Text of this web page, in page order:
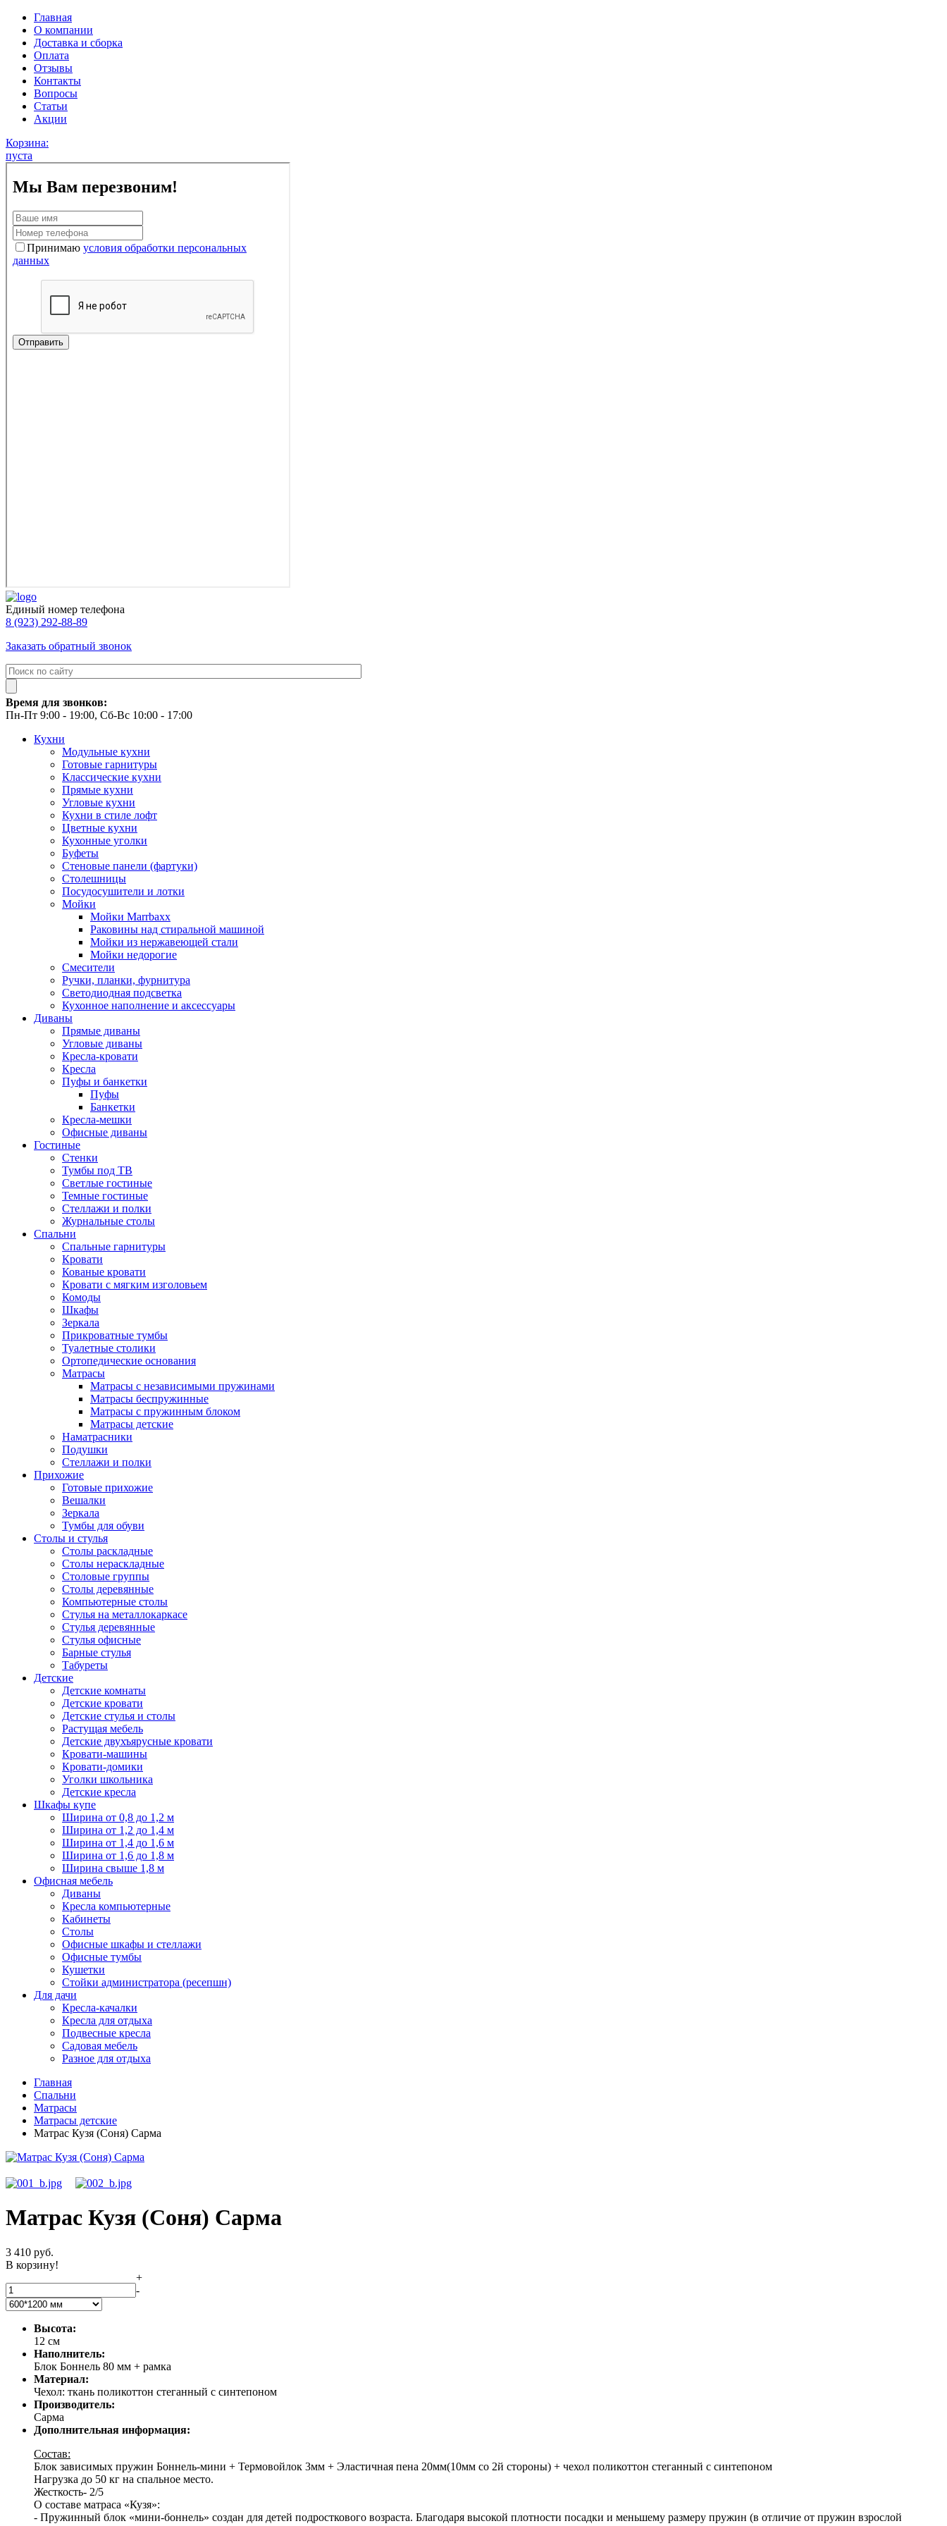
Главная
О компании
Доставка и сборка
Оплата
Отзывы
Контакты
Вопросы
Статьи
Акции
Корзина:
пуста
Единый номер телефона
8 (923) 292-88-89
Заказать обратный звонок
Время для звонков:
Пн-Пт 9:00 - 19:00, Сб-Вс 10:00 - 17:00
Кухни
Модульные кухни
Готовые гарнитуры
Классические кухни
Прямые кухни
Угловые кухни
Кухни в стиле лофт
Цветные кухни
Кухонные уголки
Буфеты
Стеновые панели (фартуки)
Столешницы
Посудосушители и лотки
Мойки
Мойки Marrbaxx
Раковины над стиральной машиной
Мойки из нержавеющей стали
Мойки недорогие
Смесители
Ручки, планки, фурнитура
Светодиодная подсветка
Кухонное наполнение и аксессуары
Диваны
Прямые диваны
Угловые диваны
Кресла-кровати
Кресла
Пуфы и банкетки
Пуфы
Банкетки
Кресла-мешки
Офисные диваны
Гостиные
Стенки
Тумбы под ТВ
Светлые гостиные
Темные гостиные
Стеллажи и полки
Журнальные столы
Спальни
Спальные гарнитуры
Кровати
Кованые кровати
Кровати с мягким изголовьем
Комоды
Шкафы
Зеркала
Прикроватные тумбы
Туалетные столики
Ортопедические основания
Матрасы
Матрасы с независимыми пружинами
Матрасы беспружинные
Матрасы с пружинным блоком
Матрасы детские
Наматрасники
Подушки
Стеллажи и полки
Прихожие
Готовые прихожие
Вешалки
Зеркала
Тумбы для обуви
Столы и стулья
Столы раскладные
Столы нераскладные
Столовые группы
Столы деревянные
Компьютерные столы
Стулья на металлокаркасе
Стулья деревянные
Стулья офисные
Барные стулья
Табуреты
Детские
Детские комнаты
Детские кровати
Детские стулья и столы
Растущая мебель
Детские двухъярусные кровати
Кровати-машины
Кровати-домики
Уголки школьника
Детские кресла
Шкафы купе
Ширина от 0,8 до 1,2 м
Ширина от 1,2 до 1,4 м
Ширина от 1,4 до 1,6 м
Ширина от 1,6 до 1,8 м
Ширина свыше 1,8 м
Офисная мебель
Диваны
Кресла компьютерные
Кабинеты
Столы
Офисные шкафы и стеллажи
Офисные тумбы
Кушетки
Стойки администратора (ресепшн)
Для дачи
Кресла-качалки
Кресла для отдыха
Подвесные кресла
Садовая мебель
Разное для отдыха
Главная
Спальни
Матрасы
Матрасы детские
Матрас Кузя (Соня) Сарма
Матрас Кузя (Соня) Сарма
3 410 руб.
В корзину!
+
-
Высота:
12 см
Наполнитель:
Блок Боннель 80 мм + рамка
Материал:
Чехол: ткань поликоттон стеганный с синтепоном
Производитель:
Сарма
Дополнительная информация:
Состав:
Блок зависимых пружин Боннель-мини + Термовойлок 3мм + Эластичная пена 20мм(10мм со 2й стороны) + чехол поликоттон стеганный с синтепоном
Нагрузка до 50 кг на спальное место.
Жесткость- 2/5
О составе матраса «Кузя»:
- Пружинный блок «мини-боннель» создан для детей подросткового возраста. Благодаря высокой плотности посадки и меньшему размеру пружин (в отличие от пружин взрослой